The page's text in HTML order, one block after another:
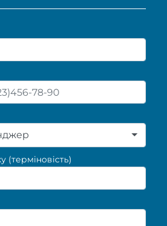
(терміновість)